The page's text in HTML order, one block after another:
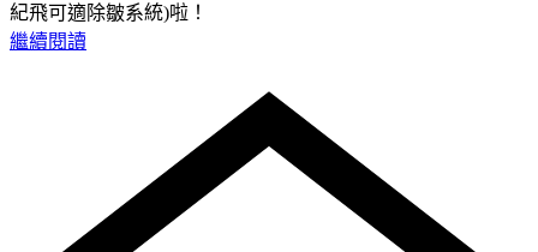
紀飛可適除皺系統)啦！
繼續閱讀